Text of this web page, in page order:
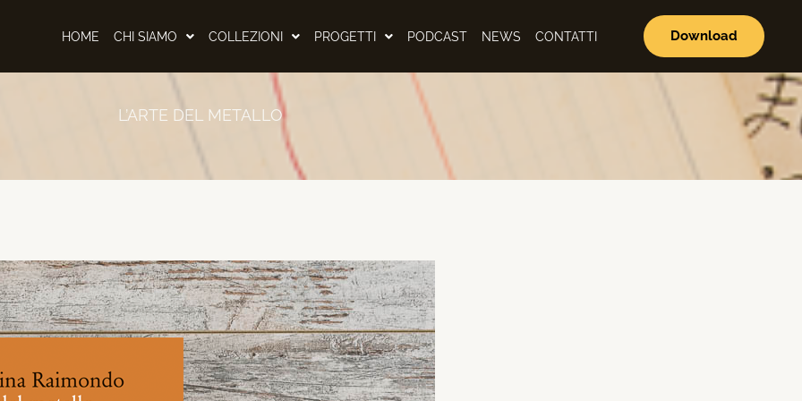
HOME CHI SIAMO COLLEZIONI PROGETTI PODCAST NEWS CONTATTI Download
L’ARTE DEL METALLO